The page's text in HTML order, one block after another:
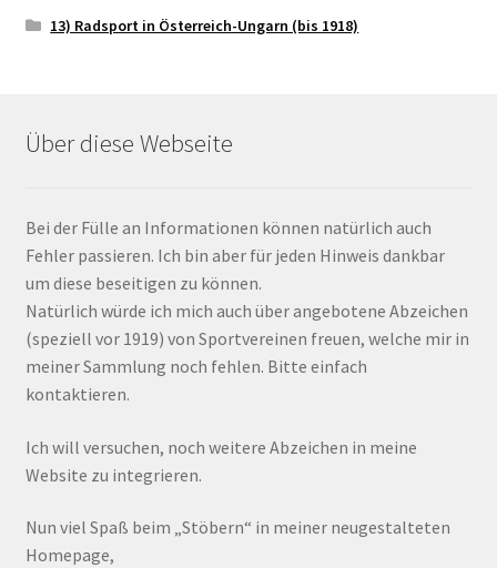
13) Radsport in Österreich-Ungarn (bis 1918)
Über diese Webseite
Bei der Fülle an Informationen können natürlich auch
Fehler passieren. Ich bin aber für jeden Hinweis dankbar
um diese beseitigen zu können.
Natürlich würde ich mich auch über angebotene Abzeichen
(speziell vor 1919) von Sportvereinen freuen, welche mir in
meiner Sammlung noch fehlen. Bitte einfach
kontaktieren.
Ich will versuchen, noch weitere Abzeichen in meine
Website zu integrieren.
Nun viel Spaß beim „Stöbern“ in meiner neugestalteten
Homepage,